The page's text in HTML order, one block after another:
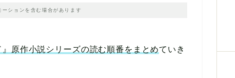
ーションを含む場合があります
原作小説シリーズの読む順番をまとめていき